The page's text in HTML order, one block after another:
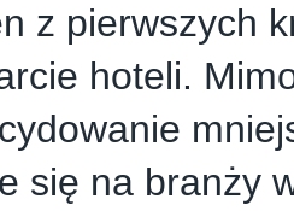
z pierwszych
hoteli.
się na branży